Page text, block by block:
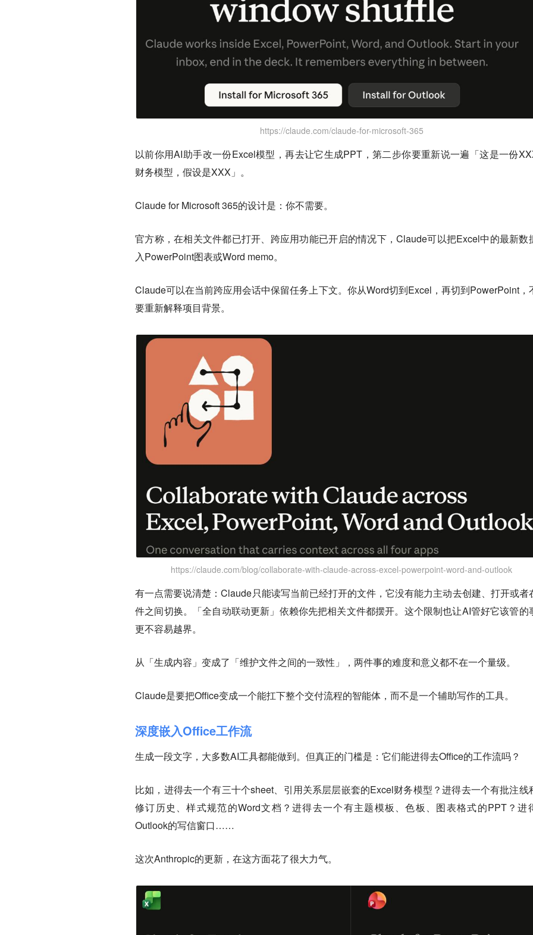
https://claude.com/claude-for-microsoft-365
以前你用AI助手改一份Excel模型，再去让它生成PPT，第二步你要重新说一遍「这是一份
财务模型，假设是XXX」。
Claude for Microsoft 365的设计是：你不需要。
官方称，在相关文件都已打开、跨应用功能已开启的情况下，Claude可以把Excel中的最新数
入PowerPoint图表或Word memo。
Claude可以在当前跨应用会话中保留任务上下文。你从Word切到Excel，再切到PowerPoint，
要重新解释项目背景。
https://claude.com/blog/collaborate-with-claude-across-excel-powerpoint-word-and-outlook
有一点需要说清楚：Claude只能读写当前已经打开的文件，它没有能力主动去创建、打开或者
件之间切换。「全自动联动更新」依赖你先把相关文件都摆开。这个限制也让AI管好它该管的
更不容易越界。
从「生成内容」变成了「维护文件之间的一致性」，两件事的难度和意义都不在一个量级。
Claude是要把Office变成一个能扛下整个交付流程的智能体，而不是一个辅助写作的工具。
深度嵌入Office工作流
生成一段文字，大多数AI工具都能做到。但真正的门槛是：它们能进得去Office的工作流吗？
比如，进得去一个有三十个sheet、引用关系层层嵌套的Excel财务模型？进得去一个有批注线
修订历史、样式规范的Word文档？进得去一个有主题模板、色板、图表格式的PPT？进
Outlook的写信窗口……
这次Anthropic的更新，在这方面花了很大力气。